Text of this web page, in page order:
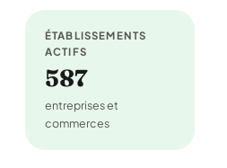
ÉTABLISSEMENTS
ACTIFS
587
entreprises et
commerces